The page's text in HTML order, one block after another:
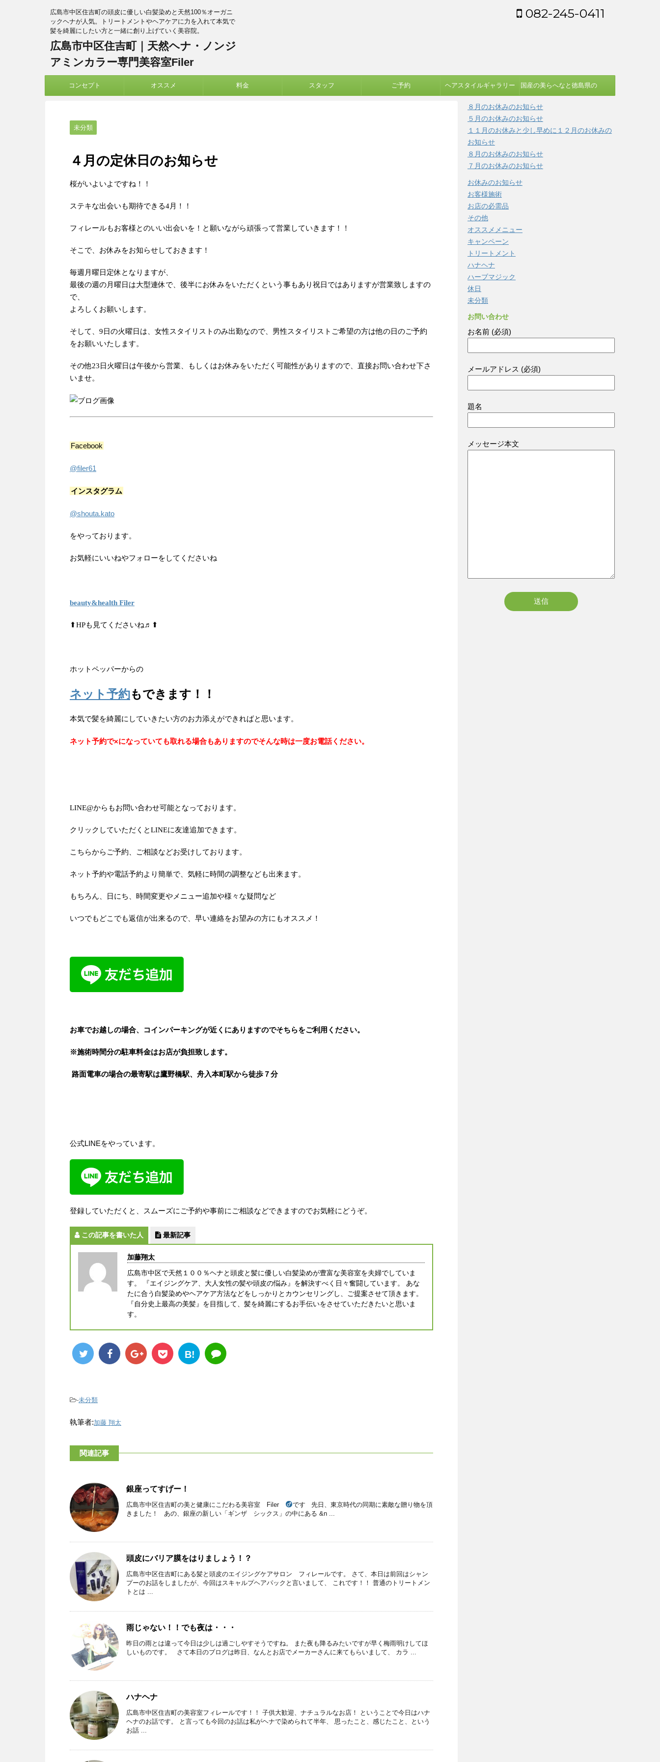
広島市中区住吉町の頭皮に優しい白髪染めと天然100％オーガニ
ックヘナが人気。トリートメントやヘアケアに力を入れて本気で
髪を綺麗にしたい方と一緒に創り上げていく美容院。
広島市中区住吉町｜天然ヘナ・ノンジ
アミンカラー専門美容室Filer
082-245-0411
コンセプト オススメ 料金 スタッフ ご予約 ヘアスタイルギャラリー 国産の美らへなと徳島県の
蓼藍を使う染め方
未分類
４月の定休日のお知らせ
桜がいよいよですね！！
ステキな出会いも期待できる4月！！
フィレールもお客様とのいい出会いを！と願いながら頑張って営業していきます！！
そこで、お休みをお知らせしておきます！
毎週月曜日定休となりますが、
最後の週の月曜日は大型連休で、後半にお休みをいただくという事もあり祝日ではありますが営業致しますの
で、
よろしくお願いします。
そして、9日の火曜日は、女性スタイリストのみ出勤なので、男性スタイリストご希望の方は他の日のご予約
をお願いいたします。
その他23日火曜日は午後から営業、もしくはお休みをいただく可能性がありますので、直接お問い合わせ下さ
いませ。
Facebook
@filer61
インスタグラム
@shouta.kato
をやっております。
お気軽にいいねやフォローをしてくださいね
beauty&health Filer
⬆HPも見てくださいね♬⬆
ホットペッパーからの
ネット予約もできます！！
本気で髪を綺麗にしていきたい方のお力添えができればと思います。
ネット予約で×になっていても取れる場合もありますのでそんな時は一度お電話ください。
LINE@からもお問い合わせ可能となっております。
クリックしていただくとLINEに友達追加できます。
こちらからご予約、ご相談などお受けしております。
ネット予約や電話予約より簡単で、気軽に時間の調整なども出来ます。
もちろん、日にち、時間変更やメニュー追加や様々な疑問など
いつでもどこでも返信が出来るので、早い連絡をお望みの方にもオススメ！
お車でお越しの場合、コインパーキングが近くにありますのでそちらをご利用ください。
※施術時間分の駐車料金はお店が負担致します。
路面電車の場合の最寄駅は鷹野橋駅、舟入本町駅から徒歩７分
公式LINEをやっています。
登録していただくと、スムーズにご予約や事前にご相談などできますのでお気軽にどうぞ。
この記事を書いた人 最新記事
加藤翔太
広島市中区で天然１００％ヘナと頭皮と髪に優しい白髪染めが豊富な美容室を夫婦でしていま
す。 『エイジングケア、大人女性の髪や頭皮の悩み』を解決すべく日々奮闘しています。 あな
たに合う白髪染めやヘアケア方法などをしっかりとカウンセリングし、ご提案させて頂きます。
『自分史上最高の美髪』を目指して、髪を綺麗にするお手伝いをさせていただきたいと思いま
す。
B!
-未分類
執筆者:加藤 翔太
関連記事
銀座ってすげー！
広島市中区住吉町の美と健康にこだわる美容室 Filer ‍
です 先日、東京時代の同期に素敵な贈り物を頂
きました！ あの、銀座の新しい「ギンザ シックス」の中にある &n ...
頭皮にバリア膜をはりましょう！？
広島市中区住吉町にある髪と頭皮のエイジングケアサロン フィレールです。 さて、本日は前回はシャン
プーのお話をしましたが、今回はスキャルプヘアパックと言いまして、 これです！！ 普通のトリートメン
トとは ...
雨じゃない！！でも夜は・・・
昨日の雨とは違って今日は少しは過ごしやすそうですね。 また夜も降るみたいですが早く梅雨明けしてほ
しいものです。 さて本日のブログは昨日、なんとお店でメーカーさんに来てもらいまして、 カラ ...
ハナヘナ
広島市中区住吉町の美容室フィレールです！！ 子供大歓迎、ナチュラルなお店！ ということで今日はハナ
ヘナのお話です。 と言っても今回のお話は私がヘナで染められて半年、 思ったこと、感じたこと、という
お話 ...
８月のお休みのお知らせ
５月のお休みのお知らせ
１１月のお休みと少し早めに１２月のお休みの
お知らせ
８月のお休みのお知らせ
７月のお休みのお知らせ
お休みのお知らせ
お客様施術
お店の必需品
その他
オススメメニュー
キャンペーン
トリートメント
ハナヘナ
ハーブマジック
休日
未分類
お問い合わせ
お名前 (必須)
メールアドレス (必須)
題名
メッセージ本文